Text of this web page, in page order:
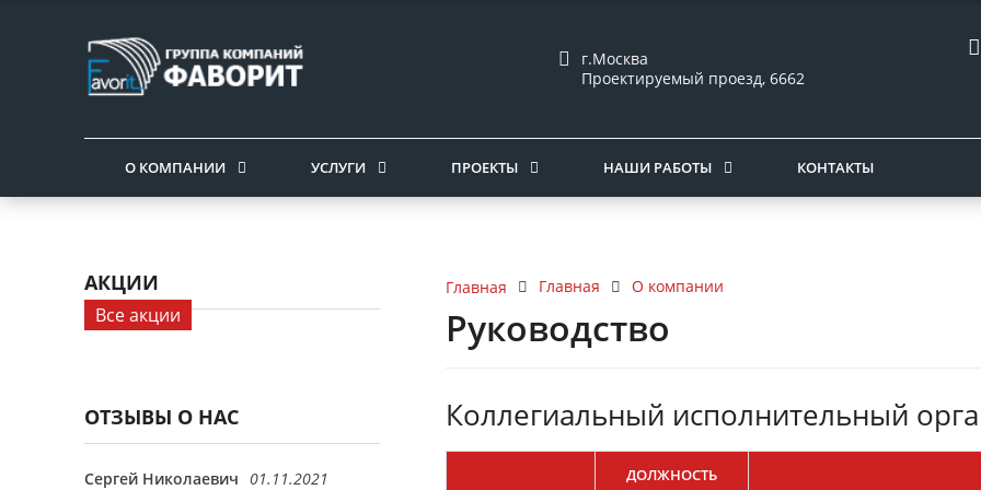
г.Москва
Проектируемый проезд, 6662
О КОМПАНИИ УСЛУГИ ПРОЕКТЫ НАШИ РАБОТЫ КОНТАКТЫ
АКЦИИ
Все акции
ОТЗЫВЫ О НАС
Сергей Николаевич 01.11.2021
Максим
Главная Главная О компании
Руководство
Коллегиальный исполнительный
ДОЛЖНОСТЬ